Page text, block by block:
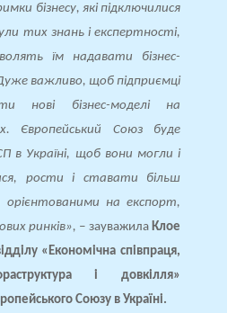
бізнесу, які підключилися
тих знань і експертності,
їм надавати бізнес-
важливо, щоб підприємці
нові бізнес-моделі на
Європейський Союз буде
в Україні, щоб вони могли і
рости і ставати більш
орієнтованими на експорт,
ринків», – зауважила Клое
«Економічна співпраця,
і довкілля»
Союзу в Україні.